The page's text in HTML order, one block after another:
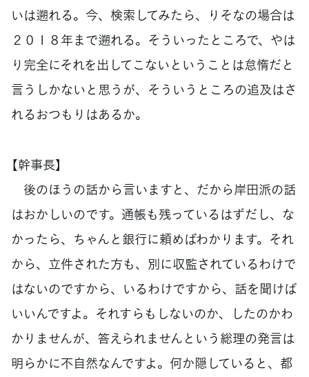
いは遡れる。今、検索してみたら、りそなの場合は
２０１８年まで遡れる。そういったところで、やは
り完全にそれを出してこないということは怠惰だと
言うしかないと思うが、そういうところの追及はさ
れるおつもりはあるか。
【幹事長】
後のほうの話から言いますと、だから岸田派の話
はおかしいのです。通帳も残っているはずだし、な
かったら、ちゃんと銀行に頼めばわかります。それ
から、立件された方も、別に収監されているわけで
はないのですから、いるわけですから、話を聞けば
いいんですよ。それすらもしないのか、したのかわ
かりませんが、答えられませんという総理の発言は
明らかに不自然なんですよ。何か隠していると、都